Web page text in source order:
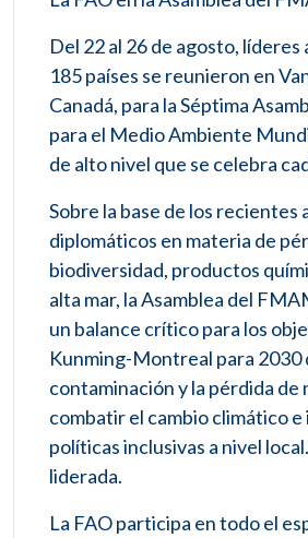
Del 22 al 26 de agosto, líderes
185 países se reunieron en
Canadá, para la Séptima
para el Medio Ambiente
de alto nivel que se celebra
Sobre la base de los recientes
diplomáticos en materia de
biodiversidad, productos
alta mar, la Asamblea del
un balance crítico para los
Kunming-Montreal para 2030
contaminación y la pérdida de
combatir el cambio climático e
políticas inclusivas a nivel
liderada.
La FAO participa en todo el